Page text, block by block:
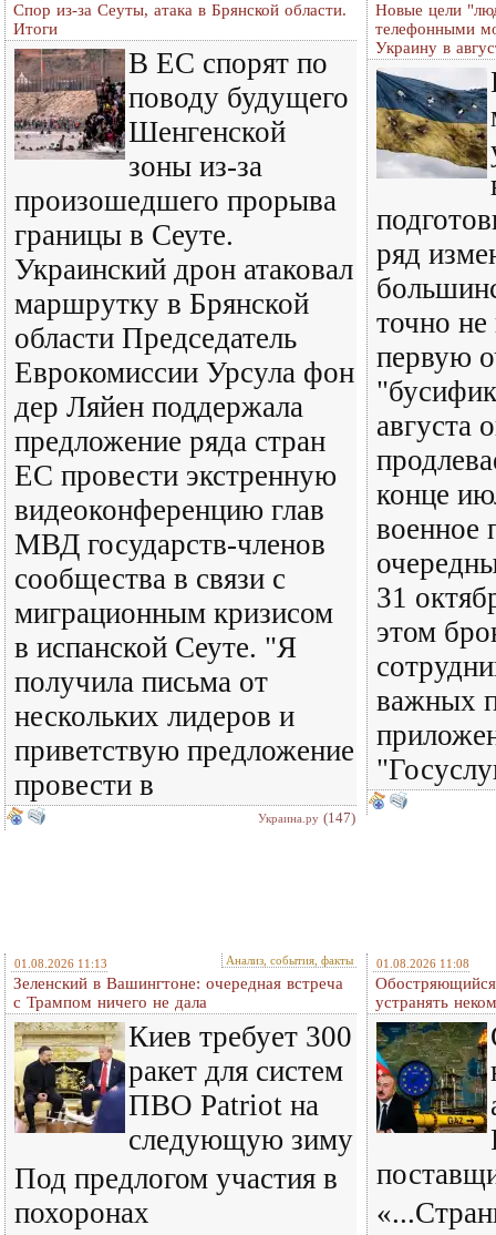
Спор из-за Сеуты, атака в Брянской области.
Итоги
В ЕС спорят по
поводу будущего
Шенгенской
зоны из-за
произошедшего прорыва
границы в Сеуте.
Украинский дрон атаковал
маршрутку в Брянской
области Председатель
Еврокомиссии Урсула фон
дер Ляйен поддержала
предложение ряда стран
ЕС провести экстренную
видеоконференцию глав
МВД государств-членов
сообщества в связи с
миграционным кризисом
в испанской Сеуте. "Я
получила письма от
нескольких лидеров и
приветствую предложение
провести в
Украина.ру (147)
Новые цели
телефонными
Украину в
ряд
точно не
первую
августа
конце
военное
31
этом
важных
01.08.2026 11:13 Анализ, события, факты
Зеленский в Вашингтоне: очередная встреча
c Трампом ничего не дала
Киев требует 300
ракет для систем
ПВО Patriot на
следующую зиму
Под предлогом участия в
похоронах
01.08.2026 11:08
устранять